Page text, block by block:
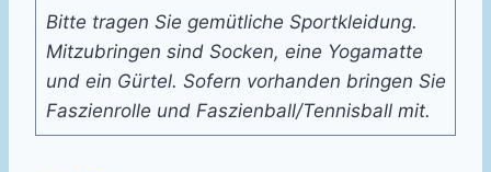
Bitte tragen Sie gemütliche Sportkleidung.
Mitzubringen sind Socken, eine Yogamatte
und ein Gürtel. Sofern vorhanden bringen Sie
Faszienrolle und Faszienball/Tennisball mit.